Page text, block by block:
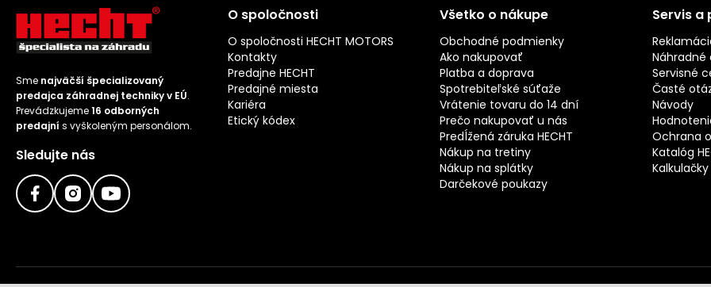
Sme najväčší špecializovaný
predajca záhradnej techniky v EÚ.
Prevádzkujeme16 odborných
predajní s vyškoleným personálom.
Sledujte nás
O spoločnosti
O spoločnosti HECHT MOTORS
Kontakty
Predajne HECHT
Predajné miesta
Kariéra
Etický kódex
Všetko o nákupe
Obchodné podmienky
Ako nakupovať
Platba a doprava
Spotrebiteľské súťaže
Vrátenie tovaru do 14 dní
Prečo nakupovať u nás
Predĺžená záruka HECHT
Nákup na tretiny
Nákup na splátky
Darčekové poukazy
Servis a
Náhradné
Servisné
Časté
Návody
Ochrana
Katalóg
Kalkulačky